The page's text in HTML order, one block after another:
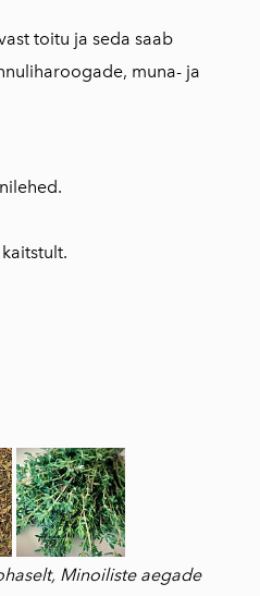
Minoiliste aegade
toitu ja seda saab
muna- ja